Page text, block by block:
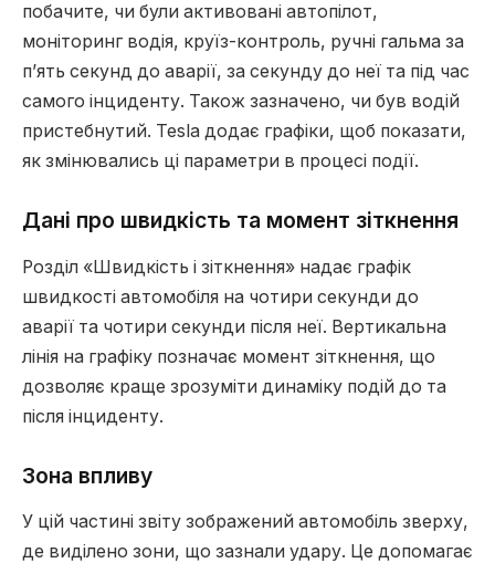
побачите, чи були активовані автопілот,
моніторинг водія, круїз-контроль, ручні гальма за
п’ять секунд до аварії, за секунду до неї та під час
самого інциденту. Також зазначено, чи був водій
пристебнутий. Tesla додає графіки, щоб показати,
як змінювались ці параметри в процесі події.
Дані про швидкість та момент зіткнення
Розділ «Швидкість і зіткнення» надає графік
швидкості автомобіля на чотири секунди до
аварії та чотири секунди після неї. Вертикальна
лінія на графіку позначає момент зіткнення, що
дозволяє краще зрозуміти динаміку подій до та
після інциденту.
Зона впливу
У цій частині звіту зображений автомобіль зверху,
де виділено зони, що зазнали удару. Це допомагає